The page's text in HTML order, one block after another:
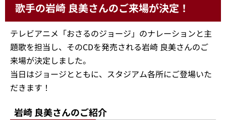
歌手の岩崎 良美さんのご来場が決定！
テレビアニメ「おさるのジョージ」のナレーションと主
題歌を担当し、そのCDを発売される岩崎 良美さんのご
来場が決定しました。
当日はジョージとともに、スタジアム各所にご登場いた
だきます！
岩崎 良美さんのご紹介